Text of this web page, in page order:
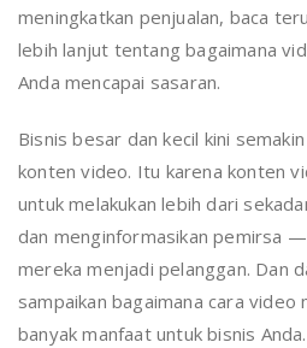
meningkatkan penjualan, baca
lebih lanjut tentang bagaimana
Anda mencapai sasaran.
Bisnis besar dan kecil kini
konten video. Itu karena konten
untuk melakukan lebih dari
dan menginformasikan pemirsa
mereka menjadi pelanggan. Dan
sampaikan bagaimana cara video
banyak manfaat untuk bisnis Anda.